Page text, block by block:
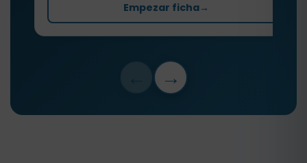
Empezar ficha→
→